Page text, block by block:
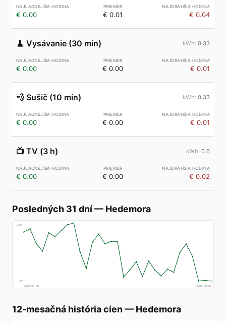
€ 0.00 € 0.01 € 0.04
🧹 Vysávanie (30 min) 0.33
€ 0.00 € 0.00 € 0.01
💨 Sušič (10 min) 0.33
€ 0.00 € 0.00 € 0.01
📺 TV (3 h) 0.6
€ 0.00 € 0.00 € 0.02
Posledných 31 dní— Hedemora
€83
€7
2026-07-09
2026-08-08
12-mesačná história cien — Hedemora